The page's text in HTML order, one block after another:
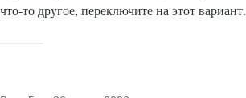
что-то другое, переключите на этот вариант.